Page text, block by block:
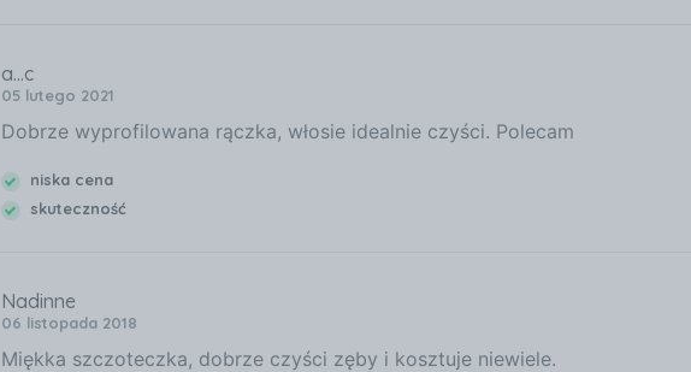
a...c
05 lutego 2021
Dobrze wyprofilowana rączka, włosie idealnie czyści. Polecam
niska cena
skuteczność
Nadinne
06 listopada 2018
Miękka szczoteczka, dobrze czyści zęby i kosztuje niewiele.